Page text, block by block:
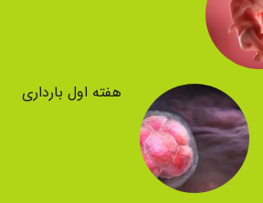
هفته اول بارداری